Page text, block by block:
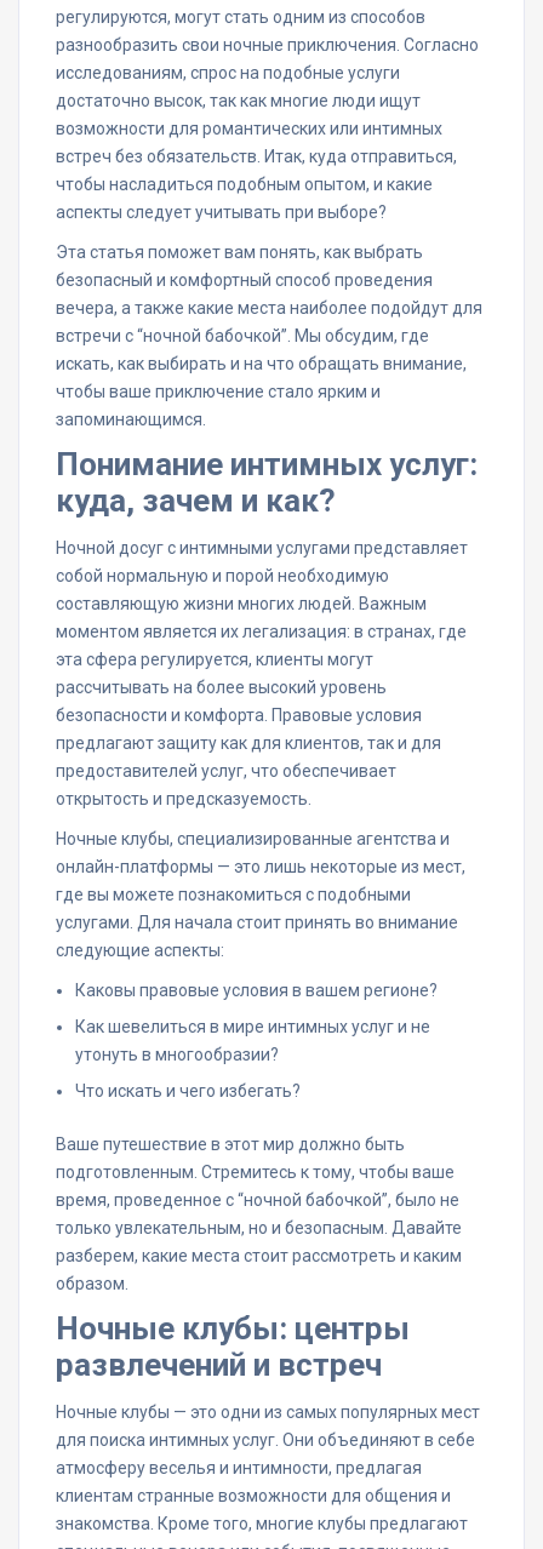
регулируются, могут стать одним из способов
разнообразить свои ночные приключения. Согласно
исследованиям, спрос на подобные услуги
достаточно высок, так как многие люди ищут
возможности для романтических или интимных
встреч без обязательств. Итак, куда отправиться,
чтобы насладиться подобным опытом, и какие
аспекты следует учитывать при выборе?
Эта статья поможет вам понять, как выбрать
безопасный и комфортный способ проведения
вечера, а также какие места наиболее подойдут для
встречи с “ночной бабочкой”. Мы обсудим, где
искать, как выбирать и на что обращать внимание,
чтобы ваше приключение стало ярким и
запоминающимся.
Понимание интимных услуг:
куда, зачем и как?
Ночной досуг с интимными услугами представляет
собой нормальную и порой необходимую
составляющую жизни многих людей. Важным
моментом является их легализация: в странах, где
эта сфера регулируется, клиенты могут
рассчитывать на более высокий уровень
безопасности и комфорта. Правовые условия
предлагают защиту как для клиентов, так и для
предоставителей услуг, что обеспечивает
открытость и предсказуемость.
Ночные клубы, специализированные агентства и
онлайн-платформы — это лишь некоторые из мест,
где вы можете познакомиться с подобными
услугами. Для начала стоит принять во внимание
следующие аспекты:
Каковы правовые условия в вашем регионе?
Как шевелиться в мире интимных услуг и не
утонуть в многообразии?
Что искать и чего избегать?
Ваше путешествие в этот мир должно быть
подготовленным. Стремитесь к тому, чтобы ваше
время, проведенное с “ночной бабочкой”, было не
только увлекательным, но и безопасным. Давайте
разберем, какие места стоит рассмотреть и каким
образом.
Ночные клубы: центры
развлечений и встреч
Ночные клубы — это одни из самых популярных мест
для поиска интимных услуг. Они объединяют в себе
атмосферу веселья и интимности, предлагая
клиентам странные возможности для общения и
знакомства. Кроме того, многие клубы предлагают